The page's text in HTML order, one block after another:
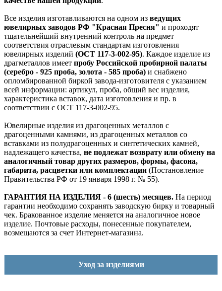
Все изделия изготавливаются на одном из ведущих
ювелирных заводов РФ "Красная Пресня" и проходят
тщательнейший внутренний контроль на предмет
соответствия отраслевым стандартам изготовления
ювелирных изделий (ОСТ 117-3-002-95). Каждое изделие из
драгметаллов имеет пробу Российской пробирной палаты
(серебро - 925 проба, золота - 585 проба) и снабжено
опломбированной биркой завода-изготовителя с указанием
всей информации: артикул, проба, общий вес изделия,
характеристика вставок, дата изготовления и пр. в
соответствии с ОСТ 117-3-002-95.
Ювелирные изделия из драгоценных металлов с
драгоценными камнями, из драгоценных металлов со
вставками из полудрагоценных и синтетических камней,
надлежащего качества, не подлежат возврату или обмену на
аналогичный товар других размеров, формы, фасона,
габарита, расцветки или комплектации (Постановление
Правительства РФ от 19 января 1998 г. № 55).
ГАРАНТИЯ НА ИЗДЕЛИЯ - 6 (шесть) месяцев. На период
гарантии необходимо сохранять заводскую бирку и товарный
чек. Бракованное изделие меняется на аналогичное новое
изделие. Почтовые расходы, понесенные покупателем,
возмещаются за счет Интернет-магазина.
Уход за изделиями